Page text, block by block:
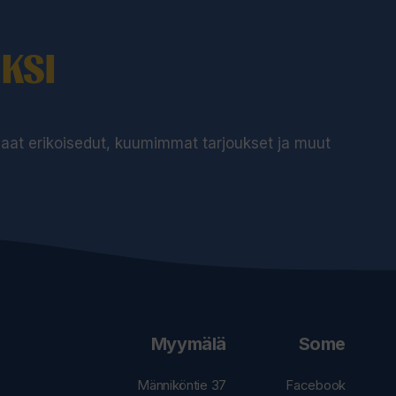
erikoisedut, kuumimmat tarjoukset ja muut
Myymälä
Männiköntie 37
Some
Facebook